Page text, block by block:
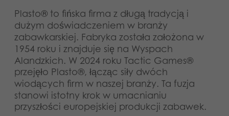
Plasto® to fińska firma z długą tradycją i
dużym doświadczeniem w branży
zabawkarskiej. Fabryka została założona w
1954 roku i znajduje się na Wyspach
Alandzkich. W 2024 roku Tactic Games®
przejęło Plasto®, łącząc siły dwóch
wiodących firm w naszej branży. Ta fuzja
stanowi istotny krok w umacnianiu
przyszłości europejskiej produkcji zabawek.